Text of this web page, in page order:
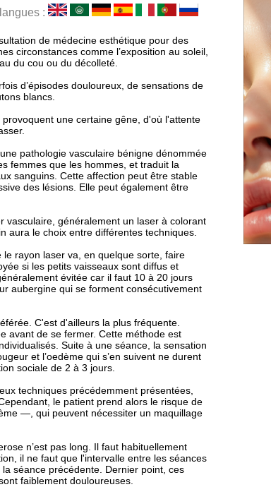
:
de médecine esthétique pour des
circonstances comme l’exposition au soleil,
du cou ou du décolleté.
d’épisodes douloureux, de sensations de
blancs.
une certaine gêne, d'où l'attente
pathologie vasculaire bénigne dénommée
femmes que les hommes, et traduit la
sanguins. Cette affection peut être stable
des lésions. Elle peut également être
vasculaire, généralement un laser à colorant
aura le choix entre différentes techniques.
rayon laser va, en quelque sorte, faire
si les petits vaisseaux sont diffus et
évitée car il faut 10 à 20 jours
aubergine qui se forment consécutivement
C'est d'ailleurs la plus fréquente.
avant de se fermer. Cette méthode est
Suite à une séance, la sensation
et l’oedème qui s’en suivent ne durent
sociale de 2 à 3 jours.
techniques précédemment présentées,
le patient prend alors le risque de
—, qui peuvent nécessiter un maquillage
n’est pas long. Il faut habituellement
il ne faut que l'intervalle entre les séances
séance précédente. Dernier point, ces
faiblement douloureuses.